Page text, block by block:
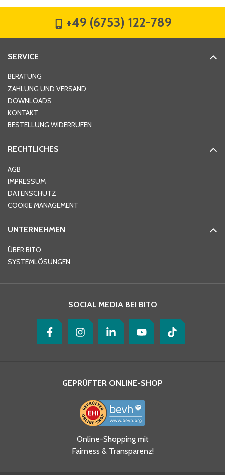
Hausnummer
Ort*
Telefon
Ja, ich habe die
Datenschutzhinweise gelesen
und akzeptiere diese.
+49 (6753) 122-789
SERVICE
BERATUNG
ZAHLUNG UND VERSAND
DOWNLOADS
KONTAKT
BESTELLUNG WIDERRUFEN
RECHTLICHES
AGB
IMPRESSUM
DATENSCHUTZ
COOKIE MANAGEMENT
UNTERNEHMEN
ÜBER BITO
SYSTEMLÖSUNGEN
SOCIAL MEDIA BEI BITO
GEPRÜFTER ONLINE-SHOP
Online-Shopping mit
Fairness & Transparenz!